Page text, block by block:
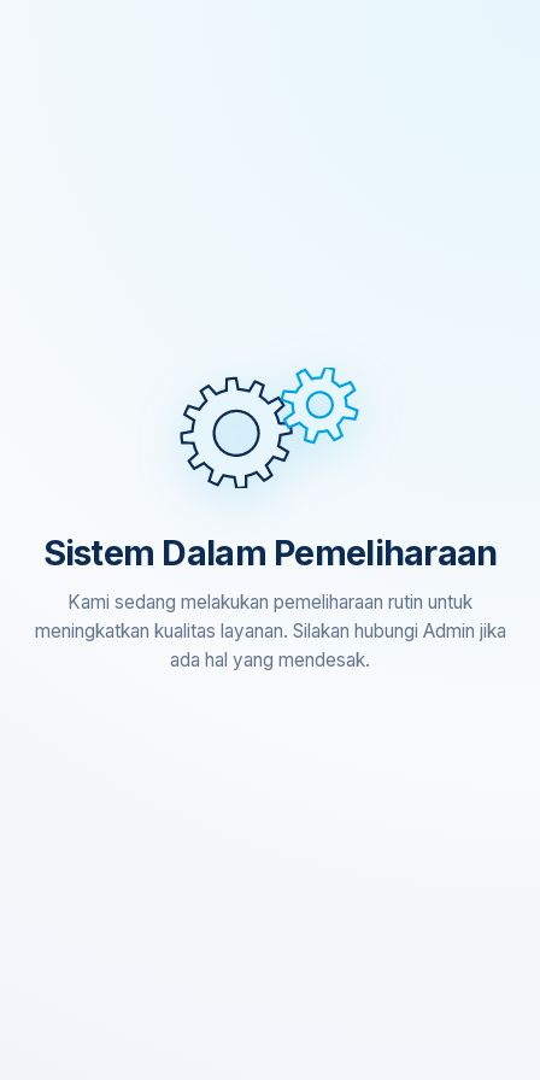
Sistem Dalam Pemeliharaan
Kami sedang melakukan pemeliharaan rutin untuk
meningkatkan kualitas layanan. Silakan hubungi Admin jika
ada hal yang mendesak.